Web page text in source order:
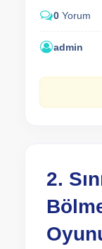
0 Yorum
admin
2.